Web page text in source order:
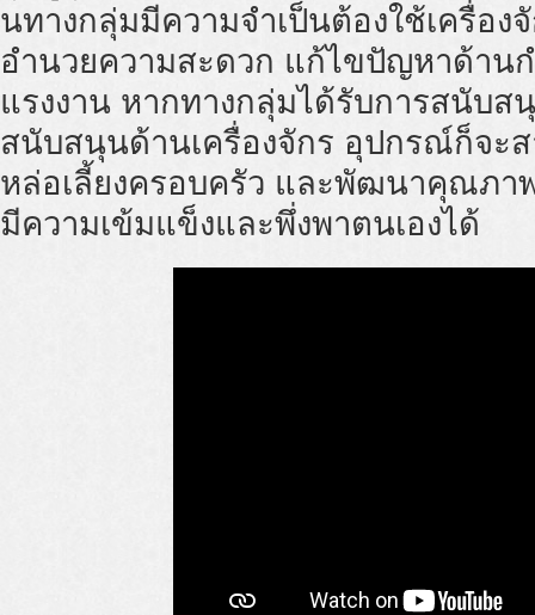
นทางกลุ่มมีความจำเป็นต้องใช้เครื่อง
อำนวยความสะดวก แก้ไขปัญหาด้าน
แรงงาน หากทางกลุ่มได้รับการสนับส
สนับสนุนด้านเครื่องจักร อุปกรณ์ก็จะ
หล่อเลี้ยงครอบครัว และพัฒนาคุณภา
มีความเข้มแข็งและพึ่งพาตนเองได้